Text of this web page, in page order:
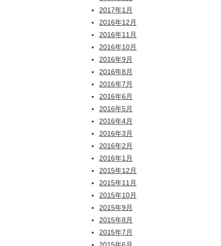
2017年1月
2016年12月
2016年11月
2016年10月
2016年9月
2016年8月
2016年7月
2016年6月
2016年5月
2016年4月
2016年3月
2016年2月
2016年1月
2015年12月
2015年11月
2015年10月
2015年9月
2015年8月
2015年7月